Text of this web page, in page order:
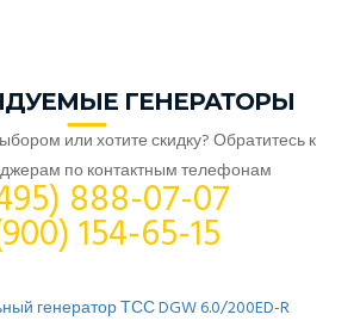
ГЕНЕРАТОРЫ
или хотите скидку? Обратитесь к
по контактным телефонам
888-07-07
154-65-15